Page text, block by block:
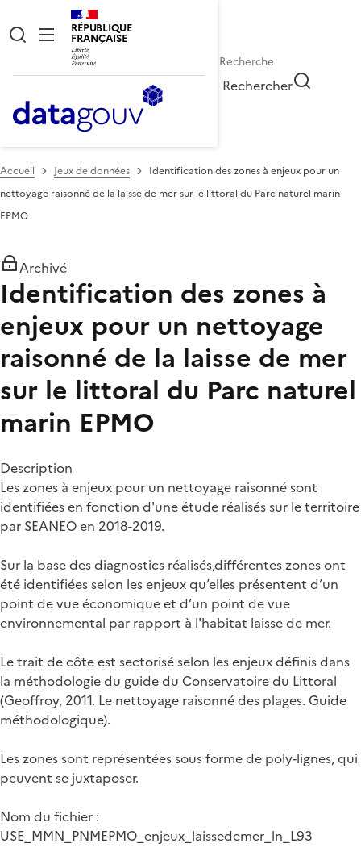
RÉPUBLIQUE
FRANÇAISE
Rechercher
Accueil Jeux de données
Identification des zones à enjeux pour un
nettoyage raisonné de la laisse de mer sur le littoral du Parc naturel marin
EPMO
Archivé
Identification des zones à
enjeux pour un nettoyage
raisonné de la laisse de mer
sur le littoral du Parc naturel
marin EPMO
Description
Les zones à enjeux pour un nettoyage raisonné sont
identifiées en fonction d'une étude réalisés sur le territoire
par SEANEO en 2018-2019.
Sur la base des diagnostics réalisés,différentes zones ont
été identifiées selon les enjeux qu’elles présentent d’un
point de vue économique et d’un point de vue
environnemental par rapport à l'habitat laisse de mer.
Le trait de côte est sectorisé selon les enjeux définis dans
la méthodologie du guide du Conservatoire du Littoral
(Geoffroy, 2011. Le nettoyage raisonné des plages. Guide
méthodologique).
Les zones sont représentées sous forme de poly-lignes, qui
peuvent se juxtaposer.
Nom du fichier :
USE_MMN_PNMEPMO_enjeux_laissedemer_ln_L93